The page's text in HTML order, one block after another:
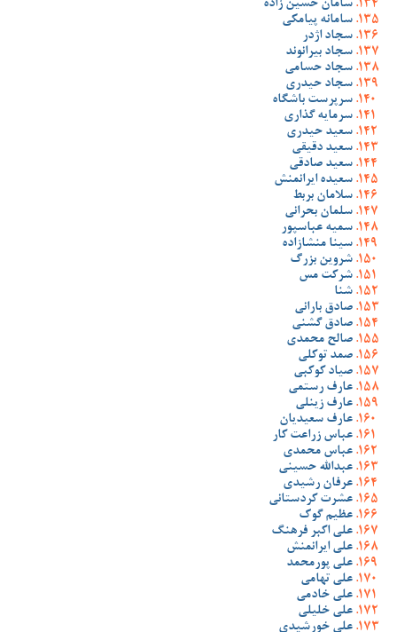
سامان حسین زاده
سامانه پیامکی
سجاد اژدر
سجاد بیرانوند
سجاد حسامی
سجاد حیدری
سرپرست باشگاه
سرمایه گذاری
سعید حیدری
سعید دقیقی
سعید صادقی
سعیده ایرانمنش
سلامان بربط
سلمان بحرانی
سمیه عباسپور
سینا منشازاده
شروین بزرگ
شرکت مس
شنا
صادق بارانی
صادق گشنی
صالح محمدی
صمد توکلی
صیاد کوکبی
عارف رستمی
عارف زینلی
عارف سعیدیان
عباس زراعت کار
عباس محمدی
عبدالله حسینی
عرفان رشیدی
عشرت کردستانی
عظیم گوک
علی اکبر فرهنگ
علی ایرانمنش
علی پورمحمد
علی تهامی
علی خادمی
علی خلیلی
علی خورشیدی